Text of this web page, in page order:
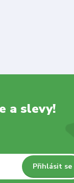
a slevy!
Přihlásit se